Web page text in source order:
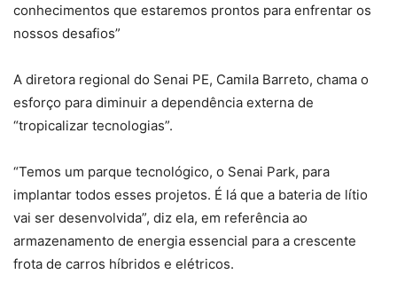
conhecimentos que estaremos prontos para enfrentar os
nossos desafios”
A diretora regional do Senai PE, Camila Barreto, chama o
esforço para diminuir a dependência externa de
“tropicalizar tecnologias”.
“Temos um parque tecnológico, o Senai Park, para
implantar todos esses projetos. É lá que a bateria de lítio
vai ser desenvolvida”, diz ela, em referência ao
armazenamento de energia essencial para a crescente
frota de carros híbridos e elétricos.